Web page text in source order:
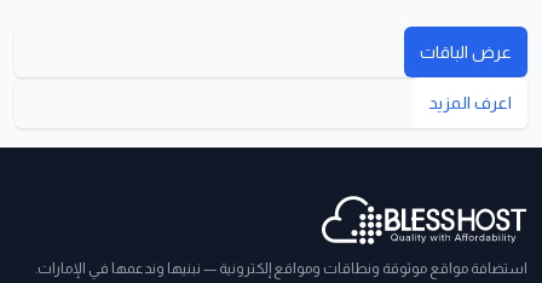
عرض الباقات
اعرف المزيد
استضافة مواقع موثوقة ونطاقات ومواقع إلكترونية — نبنيها وندعمها في الإمارات.